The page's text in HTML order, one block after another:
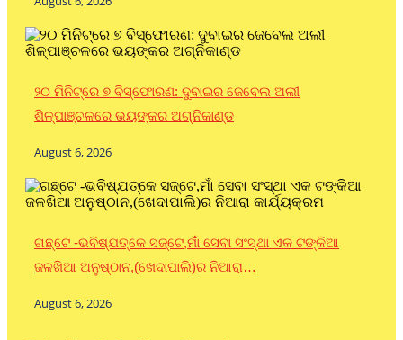
୨୦ ମିନିଟ୍‌ରେ ୭ ବିସ୍ଫୋରଣ: ଦୁବାଇର ଜେବେଲ ଅଲୀ
ଶିଳ୍ପାଞ୍ଚଳରେ ଭୟଙ୍କର ଅଗ୍ନିକାଣ୍ଡ
August 6, 2026
ଗଛ୍‌ଟେ -ଭବିଷ୍ଯତ୍‌କେ ସଜ୍‌ଟେ,ମାଁ ସେବା ସଂସ୍ଥା ଏକ ଟଙ୍କିଆ
ଜଳଖିଆ ଅନୁଷ୍ଠାନ,(ଖେଦାପାଲି)ର ନିଆରା…
August 6, 2026